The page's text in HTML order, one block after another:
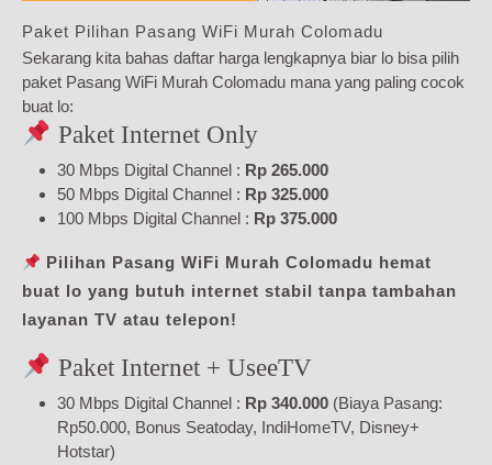
Paket Pilihan Pasang WiFi Murah Colomadu
Sekarang kita bahas daftar harga lengkapnya biar lo bisa pilih
paket Pasang WiFi Murah Colomadu mana yang paling cocok
buat lo:
Paket Internet Only
30 Mbps Digital Channel : Rp 265.000
50 Mbps Digital Channel : Rp 325.000
100 Mbps Digital Channel : Rp 375.000
Pilihan Pasang WiFi Murah Colomadu hemat
buat lo yang butuh internet stabil tanpa tambahan
layanan TV atau telepon!
Paket Internet + UseeTV
30 Mbps Digital Channel : Rp 340.000 (Biaya Pasang:
Rp50.000, Bonus Seatoday, IndiHomeTV, Disney+
Hotstar)